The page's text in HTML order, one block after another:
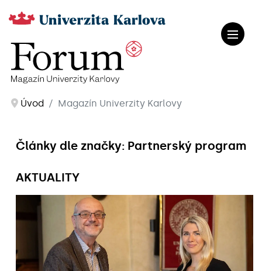
Úvod Magazín Univerzity Karlovy
Články dle značky: Partnerský program
AKTUALITY